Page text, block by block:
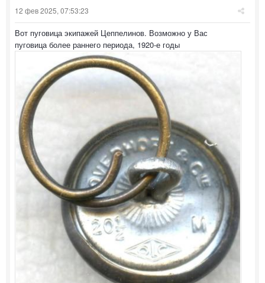
12 фев 2025, 07:53:23
Вот пуговица экипажей Цеппелинов. Возможно у Вас
пуговица более раннего периода, 1920-е годы